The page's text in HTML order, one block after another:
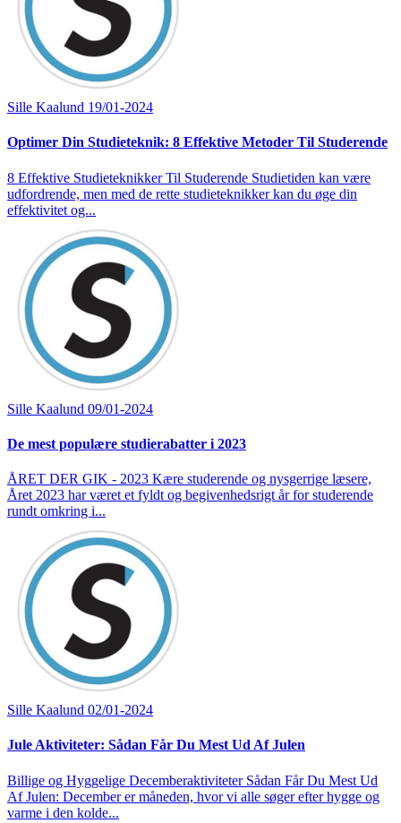
Sille Kaalund 19/01-2024
Optimer Din Studieteknik: 8 Effektive Metoder Til Studerende
8 Effektive Studieteknikker Til Studerende Studietiden kan være
udfordrende, men med de rette studieteknikker kan du øge din
effektivitet og...
Sille Kaalund 09/01-2024
De mest populære studierabatter i 2023
ÅRET DER GIK - 2023 Kære studerende og nysgerrige læsere,
Året 2023 har været et fyldt og begivenhedsrigt år for studerende
rundt omkring i...
Sille Kaalund 02/01-2024
Jule Aktiviteter: Sådan Får Du Mest Ud Af Julen
Billige og Hyggelige Decemberaktiviteter Sådan Får Du Mest Ud
Af Julen: December er måneden, hvor vi alle søger efter hygge og
varme i den kolde...